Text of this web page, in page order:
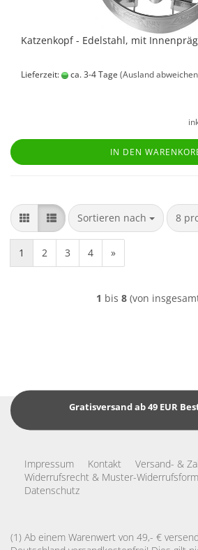
Katzenkopf - Edelstahl, mit
Lieferzeit: ca. 3-4 Tage (Ausland
IN DEN
Sortieren nach
Sortieren nach 8
pro
1 2 3 4 »
1 bis 8(von
Gratisversand ab 49 EUR
Impressum Kontakt
Versand- &
Widerrufsrecht & Muster-
Datenschutz
(1) Ab einem Warenwert von 49,- €